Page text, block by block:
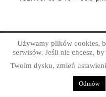
Copyright © Art
Profesjonalne
Sandomierza,
Polityka
Używamy plików cookies,
serwisów. Jeśli nie chcesz,
Twoim dysku, zmień
Odmów